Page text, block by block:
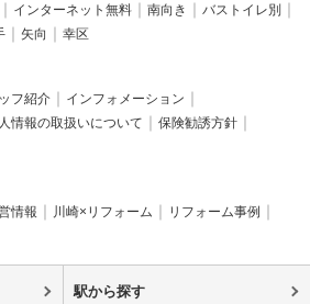
インターネット無料 南向き
バストイレ別
矢向 幸区
フ紹介
インフォメーション
情報の取扱いについて
保険勧誘方針
情報 川崎×リフォーム
リフォーム事例
駅から探す